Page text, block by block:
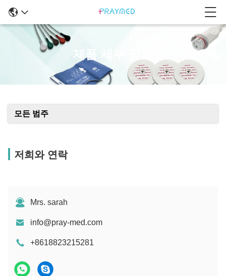
제품 세부 정보
모든 범주
저희와 연락
Mrs. sarah
info@pray-med.com
+8618823215281